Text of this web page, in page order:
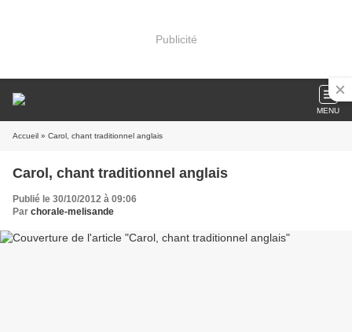
Publicité
MENU
Accueil » Carol, chant traditionnel anglais
Carol, chant traditionnel anglais
Publié le 30/10/2012 à 09:06
Par chorale-melisande